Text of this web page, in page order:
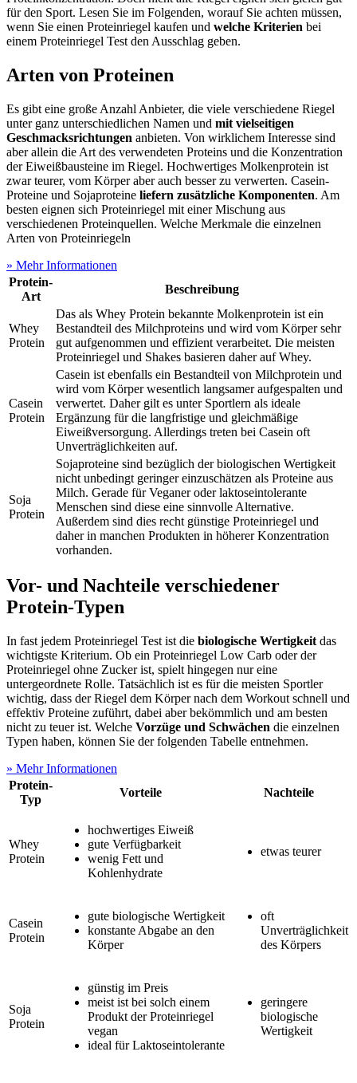
für den Sport. Lesen Sie im Folgenden, worauf Sie achten müssen,
wenn Sie einen Proteinriegel kaufen und welche Kriterien bei
einem Proteinriegel Test den Ausschlag geben.
Arten von Proteinen
Es gibt eine große Anzahl Anbieter, die viele verschiedene Riegel
unter ganz unterschiedlichen Namen und mit vielseitigen
Geschmacksrichtungen anbieten. Von wirklichem Interesse sind
aber allein die Art des verwendeten Proteins und die Konzentration
der Eiweißbausteine im Riegel. Hochwertiges Molkenprotein ist
zwar teurer, vom Körper aber auch besser zu verwerten. Casein-
Proteine und Sojaproteine liefern zusätzliche Komponenten. Am
besten eignen sich Proteinriegel mit einer Mischung aus
verschiedenen Proteinquellen. Welche Merkmale die einzelnen
Arten von Proteinriegeln
» Mehr Informationen
Protein-
Art
Beschreibung
Whey
Protein
Das als Whey Protein bekannte Molkenprotein ist ein
Bestandteil des Milchproteins und wird vom Körper sehr
gut aufgenommen und effizient verarbeitet. Die meisten
Proteinriegel und Shakes basieren daher auf Whey.
Casein
Protein
Casein ist ebenfalls ein Bestandteil von Milchprotein und
wird vom Körper wesentlich langsamer aufgespalten und
verwertet. Daher gilt es unter Sportlern als ideale
Ergänzung für die langfristige und gleichmäßige
Eiweißversorgung. Allerdings treten bei Casein oft
Unverträglichkeiten auf.
Soja
Protein
Sojaproteine sind bezüglich der biologischen Wertigkeit
nicht unbedingt geringer einzuschätzen als Proteine aus
Milch. Gerade für Veganer oder laktoseintolerante
Menschen sind diese eine sinnvolle Alternative.
Außerdem sind dies recht günstige Proteinriegel und
daher in manchen Produkten in höherer Konzentration
vorhanden.
Vor- und Nachteile verschiedener
Protein-Typen
In fast jedem Proteinriegel Test ist die biologische Wertigkeit das
wichtigste Kriterium. Ob ein Proteinriegel Low Carb oder der
Proteinriegel ohne Zucker ist, spielt hingegen nur eine
untergeordnete Rolle. Tatsächlich ist es für die meisten Sportler
wichtig, dass der Riegel dem Körper nach dem Workout schnell und
effektiv Proteine zuführt, dabei aber bekömmlich und am besten
nicht zu teuer ist. Welche Vorzüge und Schwächen die einzelnen
Typen haben, können Sie der folgenden Tabelle entnehmen.
» Mehr Informationen
Protein-
Typ
Vorteile Nachteile
Whey
Protein
hochwertiges Eiweiß
gute Verfügbarkeit
wenig Fett und
Kohlenhydrate
etwas teurer
Casein
Protein
gute biologische Wertigkeit
konstante Abgabe an den
Körper
oft
Unverträglichkeit
des Körpers
Soja
Protein
günstig im Preis
meist ist bei solch einem
Produkt der Proteinriegel
vegan
ideal für Laktoseintolerante
geringere
biologische
Wertigkeit